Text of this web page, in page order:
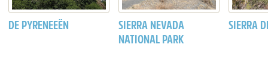
DE PYRENEEËN
SIERRA NEVADA
NATIONAL PARK
SIERRA